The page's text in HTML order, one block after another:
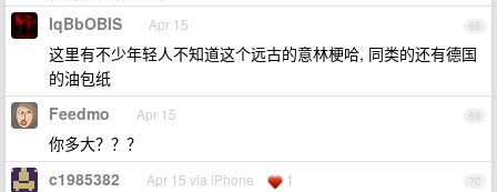
68
IqBbOBIS Apr 15
这里有不少年轻人不知道这个远古的意林梗哈, 同类的还有德国
的油包纸
69
Feedmo Apr 15
你多大？？？
70
c1985382 Apr 15 via iPhone 1